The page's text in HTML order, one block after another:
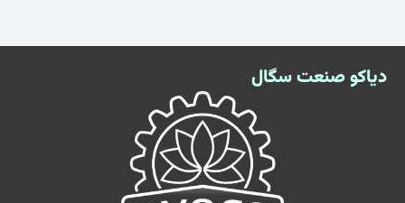
دیاکو صنعت سگال